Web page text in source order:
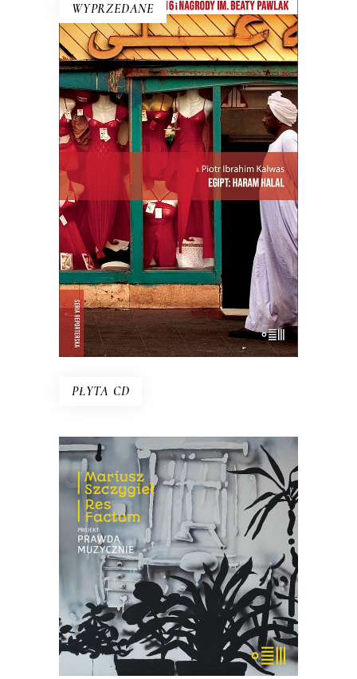
WYPRZEDANE
E-BOOK DO KOSZYKA
EGIPT: HARAM HALAL
„Haram” – to zakaz, „halal” –
przyzwolenie. I tak niektóre lakiery do
paznokci są dla muzułmanek halal,
niektóre haram, ale ciężko się w tym
zorientować nawet Egipcjanom.
PŁYTA CD
PROJEKT: PRAWDA
MUZYCZNIE
Płyta, która jest efektem spotkania
trojga muzyków z reporterem –
Mariuszem Szczygłem. Słowa spotkały
się tu z dźwiękiem kreowanym na żywo.
29.00 zł 18.85zł
KSIĄŻKA DO KOSZYKA